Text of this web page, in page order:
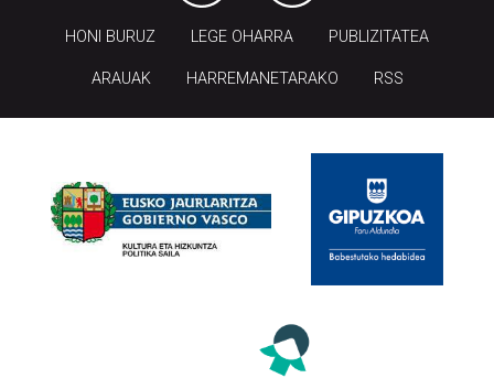
HONI BURUZ LEGE OHARRA PUBLIZITATEA
ARAUAK HARREMANETARAKO RSS